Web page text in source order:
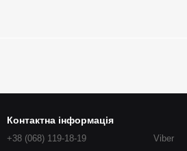
Контактна інформація
+38 (068) 119-18-19
Viber